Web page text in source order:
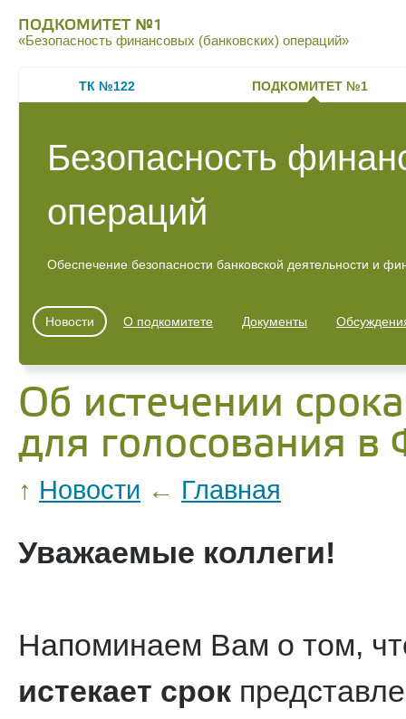
ПОДКОМИТЕТ №1
«Безопасность финансовых (банковских) операций»
ТК №122 ПОДКОМИТЕТ №1
Безопасность
операций
Обеспечение безопасности банковской деятельности и
Новости О подкомитете Документы
Об истечении
для голосования
↑ Новости ← Главная
Уважаемые коллеги!
Напоминаем Вам о том,
истекает срок